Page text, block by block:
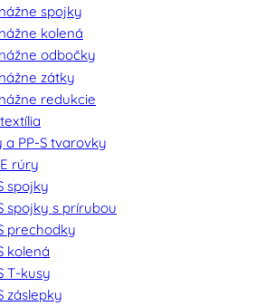
spojky
kolená
odbočky
zátky
redukcie
a PP-S tvarovky
rúry
spojky
spojky s prírubou
prechodky
kolená
T-kusy
záslepky